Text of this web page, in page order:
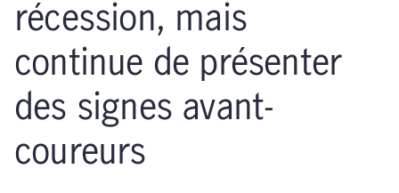
récession, mais
continue de présenter
des signes avant-
coureurs